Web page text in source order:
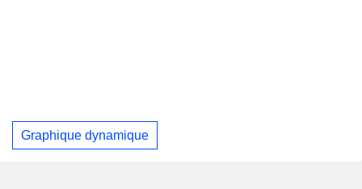
Graphique dynamique